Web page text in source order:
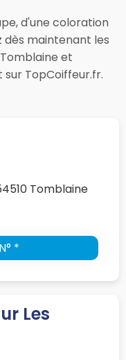
d'une coloration
dès maintenant les
et
TopCoiffeur.fr.
Tomblaine
*
Les